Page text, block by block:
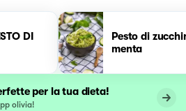
DI
Pesto di
menta
per la tua dieta!
olivia!